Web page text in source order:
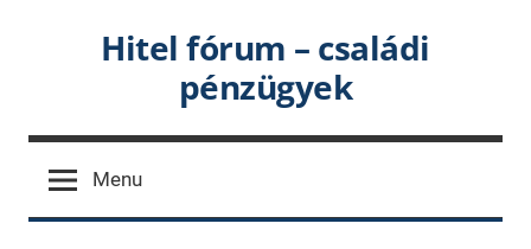
Hitel fórum – családi
pénzügyek
Menu